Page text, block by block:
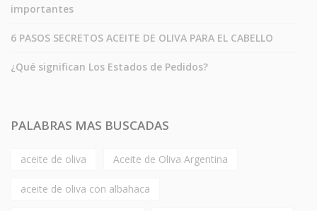
importantes
6 PASOS SECRETOS ACEITE DE OLIVA PARA EL CABELLO
¿Qué significan Los Estados de Pedidos?
PALABRAS MAS BUSCADAS
aceite de oliva Aceite de Oliva Argentina
aceite de oliva con albahaca